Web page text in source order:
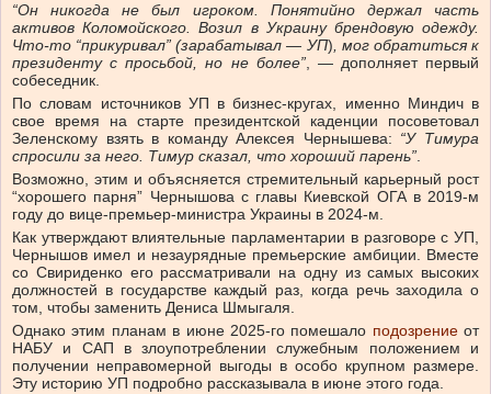
“Он никогда не был игроком. Понятийно держал часть
активов Коломойского. Возил в Украину брендовую одежду.
Что-то “прикуривал” (зарабатывал — УП), мог обратиться к
президенту с просьбой, но не более”, — дополняет первый
собеседник.
По словам источников УП в бизнес-кругах, именно Миндич в
свое время на старте президентской каденции посоветовал
Зеленскому взять в команду Алексея Чернышева: “У Тимура
спросили за него. Тимур сказал, что хороший парень”.
Возможно, этим и объясняется стремительный карьерный рост
“хорошего парня” Чернышова с главы Киевской ОГА в 2019-м
году до вице-премьер-министра Украины в 2024-м.
Как утверждают влиятельные парламентарии в разговоре с УП,
Чернышов имел и незаурядные премьерские амбиции. Вместе
со Свириденко его рассматривали на одну из самых высоких
должностей в государстве каждый раз, когда речь заходила о
том, чтобы заменить Дениса Шмыгаля.
Однако этим планам в июне 2025-го помешало подозрение от
НАБУ и САП в злоупотреблении служебным положением и
получении неправомерной выгоды в особо крупном размере.
Эту историю УП подробно рассказывала в июне этого года.